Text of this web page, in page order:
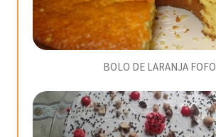
BOLO DE LARANJA FOFO